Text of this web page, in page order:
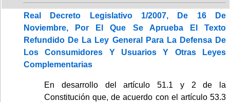
Real Decreto Legislativo 1/2007, De 16 De
Noviembre, Por El Que Se Aprueba El Texto
Refundido De La Ley General Para La Defensa De
Los Consumidores Y Usuarios Y Otras Leyes
Complementarias
En desarrollo del artículo 51.1 y 2 de la
Constitución que, de acuerdo con el artículo 53.3